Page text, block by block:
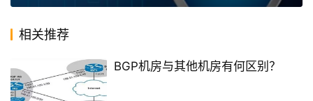
相关推荐
BGP机房与其他机房有何区别？